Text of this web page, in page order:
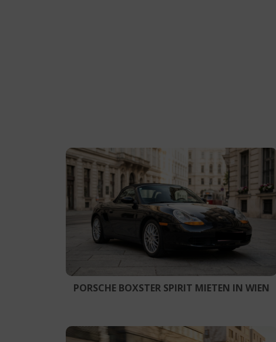
PORSCHE BOXSTER SPIRIT MIETEN IN WIEN